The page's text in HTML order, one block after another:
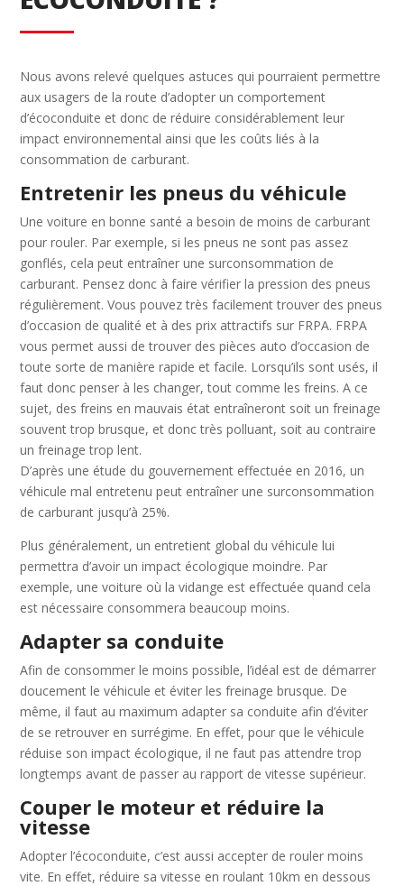
Nous avons relevé quelques astuces qui pourraient permettre
aux usagers de la route d’adopter un comportement
d’écoconduite et donc de réduire considérablement leur
impact environnemental ainsi que les coûts liés à la
consommation de carburant.
Entretenir les pneus du véhicule
Une voiture en bonne santé a besoin de moins de carburant
pour rouler. Par exemple, si les pneus ne sont pas assez
gonflés, cela peut entraîner une surconsommation de
carburant. Pensez donc à faire vérifier la pression des pneus
régulièrement. Vous pouvez très facilement trouver des pneus
d’occasion de qualité et à des prix attractifs sur FRPA. FRPA
vous permet aussi de trouver des pièces auto d’occasion de
toute sorte de manière rapide et facile. Lorsqu’ils sont usés, il
faut donc penser à les changer, tout comme les freins. A ce
sujet, des freins en mauvais état entraîneront soit un freinage
souvent trop brusque, et donc très polluant, soit au contraire
un freinage trop lent.
D’après une étude du gouvernement effectuée en 2016, un
véhicule mal entretenu peut entraîner une surconsommation
de carburant jusqu’à 25%.
Plus généralement, un entretient global du véhicule lui
permettra d’avoir un impact écologique moindre. Par
exemple, une voiture où la vidange est effectuée quand cela
est nécessaire consommera beaucoup moins.
Adapter sa conduite
Afin de consommer le moins possible, l’idéal est de démarrer
doucement le véhicule et éviter les freinage brusque. De
même, il faut au maximum adapter sa conduite afin d’éviter
de se retrouver en surrégime. En effet, pour que le véhicule
réduise son impact écologique, il ne faut pas attendre trop
longtemps avant de passer au rapport de vitesse supérieur.
Couper le moteur et réduire la
vitesse
Adopter l’écoconduite, c’est aussi accepter de rouler moins
vite. En effet, réduire sa vitesse en roulant 10km en dessous